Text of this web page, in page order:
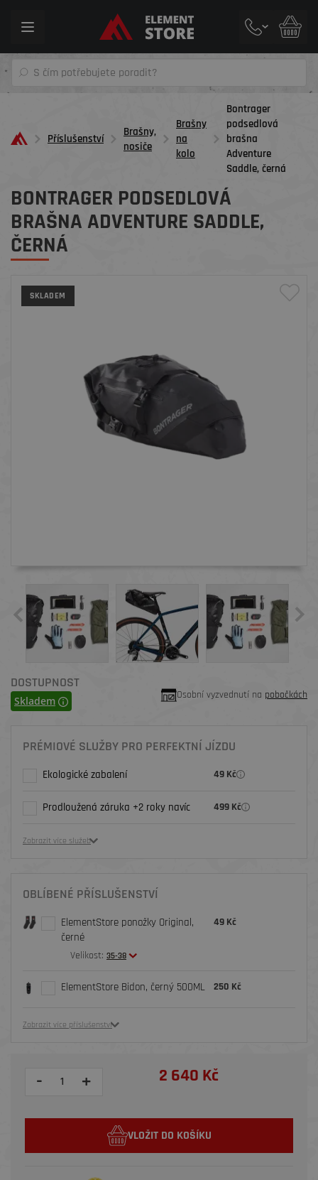
Toggle
Příslušenství
Brašny,
nosiče
Brašny
na
kolo
Bontrager
podsedlová
brašna
Adventure
Saddle, černá
BONTRAGER PODSEDLOVÁ
BRAŠNA ADVENTURE SADDLE,
ČERNÁ
SKLADEM
DOSTUPNOST
Skladem Osobní vyzvednutí na pobočkách
PRÉMIOVÉ SLUŽBY PRO PERFEKTNÍ JÍZDU
Ekologické zabalení 49 Kč
Prodloužená záruka +2 roky navíc 499 Kč
Zobrazit více služeb
OBLÍBENÉ PŘÍSLUŠENSTVÍ
ElementStore ponožky Original,
černé
Velikost: 35-38
49 Kč
ElementStore Bidon, černý 500ML 250 Kč
Zobrazit více příslušenství
- + 2 640 Kč
VLOŽIT DO KOŠÍKU